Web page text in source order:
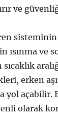
ve
sisteminin
ısınma ve
erken
yol açabilir.
olarak